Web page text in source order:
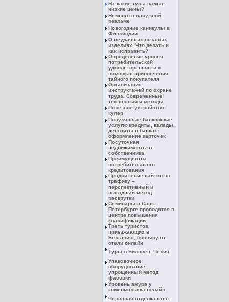
На какие туры самые
низкие цены?
Немного о наружной
рекламе
Новогодние каникулы в
Финляндии
О неудачных вязаных
изделиях. Что делать и
как исправить?
Определение уровня
потребительской
удовлеторенности с
помощью привлечения
тайного покупателя
Организация
инструктажей по охране
труда. Современные
технологии и методы
Полезное устройство -
кулер
Популярные банковские
услуги: кредиты, вклады,
депозиты в банках,
оформление карточек
Посуточная
недвижимость от
собственника
Преимущества
потребительского
кредитования
Продвижение сайтов по
трафику –
перспективный и
выгодный метод
раскрутки
Семинары в Санкт-
Петербурге проводятся в
центре повышения
квалификации
Треть туристов,
приезжающих в
Болгарию, бронируют
отели онлайн
Туры в Биловец, Чехия
Упаковочное
оборудование:
упрощенный метод
фасовки
Уровень амура у
комсомольска онлайн
Черновая отделка стен.